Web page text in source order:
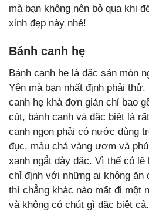
mà bạn không nên bỏ qua khi
xinh đẹp này nhé!
Bánh canh hẹ
Bánh canh hẹ là đặc sản món
Yên mà bạn nhất định phải
canh hẹ khá đơn giản chỉ bao
cút, bánh canh và đặc biệt là
canh ngon phải có nước dùng
đục, màu chả vàng ươm và
xanh ngắt dày đặc. Vì thế có lẽ
chỉ định với những ai không ăn
thì chẳng khác nào mất đi một
và không có chút gì đặc biệt cả.